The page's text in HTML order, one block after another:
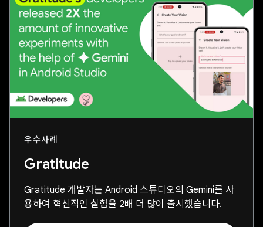
우수사례
Gratitude
Gratitude 개발자는 Android 스튜디오의 Gemini를 사
용하여 혁신적인 실험을 2배 더 많이 출시했습니다.